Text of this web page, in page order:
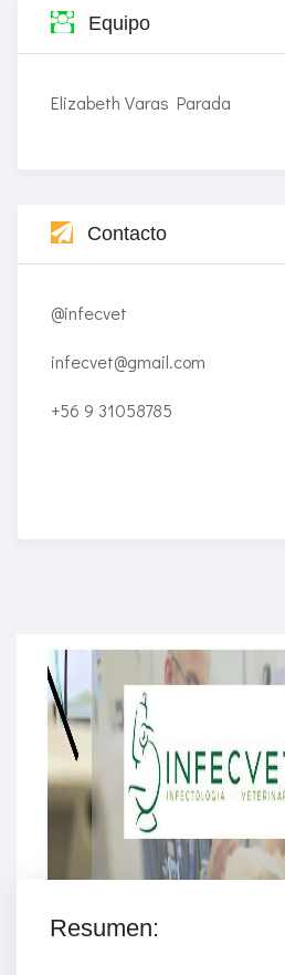
Equipo
Elizabeth Varas Parada
Contacto
@infecvet
infecvet@gmail.com
+56 9 31058785
Get unlimited access to 2,000
courses for your team.
Join Now
Resumen: